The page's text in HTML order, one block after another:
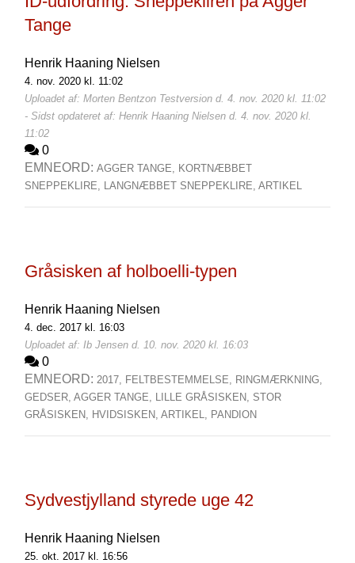
Tange
Henrik Haaning Nielsen
4. nov. 2020 kl. 11:02
Uploadet af: Morten Bentzon Testversion d. 4. nov. 2020 kl. 11:02
- Sidst opdateret af: Henrik Haaning Nielsen d. 4. nov. 2020 kl.
11:02
0
EMNEORD: AGGER TANGE, KORTNÆBBET
SNEPPEKLIRE, LANGNÆBBET SNEPPEKLIRE, ARTIKEL
Gråsisken af holboelli-typen
Henrik Haaning Nielsen
4. dec. 2017 kl. 16:03
Uploadet af: Ib Jensen d. 10. nov. 2020 kl. 16:03
0
EMNEORD: 2017, FELTBESTEMMELSE, RINGMÆRKNING,
GEDSER, AGGER TANGE, LILLE GRÅSISKEN, STOR
GRÅSISKEN, HVIDSISKEN, ARTIKEL, PANDION
Sydvestjylland styrede uge 42
Henrik Haaning Nielsen
25. okt. 2017 kl. 16:56